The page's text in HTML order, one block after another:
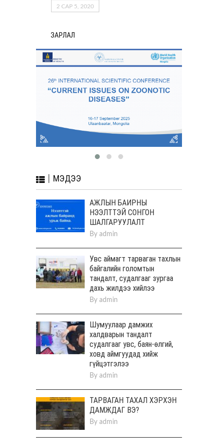
2 САР 5, 2020
ЗАРЛАЛ
МЭДЭЭ
АЖЛЫН БАЙРНЫ
НЭЭЛТТЭЙ СОНГОН
ШАЛГАРУУЛАЛТ
By admin
Увс аймагт тарваган тахлын
байгалийн голомтын
тандалт, судалгааг зургаа
дахь жилдээ хийлээ
By admin
Шумуулаар дамжих
халдварын тандалт
судалгааг увс, баян-өлгий,
ховд аймгуудад хийж
гүйцэтгэлээ
By admin
ТАРВАГАН ТАХАЛ ХЭРХЭН
ДАМЖДАГ ВЭ?
By admin